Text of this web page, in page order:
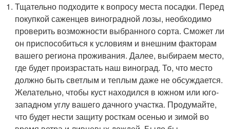
Тщательно подходите к вопросу места посадки. Перед
покупкой саженцев виноградной лозы, необходимо
проверить возможности выбранного сорта. Сможет ли
он приспособиться к условиям и внешним факторам
вашего региона проживания. Далее, выбираем место,
где будет произрастать наш виноград. То, что место
должно быть светлым и теплым даже не обсуждается.
Желательно, чтобы куст находился в южном или юго-
западном углу вашего дачного участка. Продумайте,
что будет нести защиту росткам осенью и зимой во